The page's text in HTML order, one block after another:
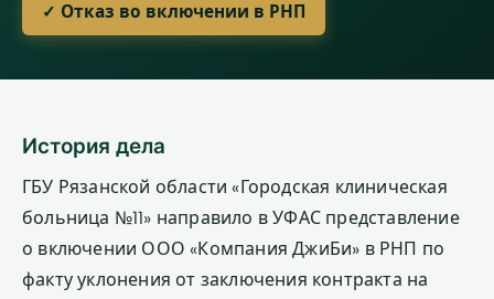
✓ Отказ во включении в РНП
История дела
ГБУ Рязанской области «Городская клиническая
больница №11» направило в УФАС представление
о включении ООО «Компания ДжиБи» в РНП по
факту уклонения от заключения контракта на